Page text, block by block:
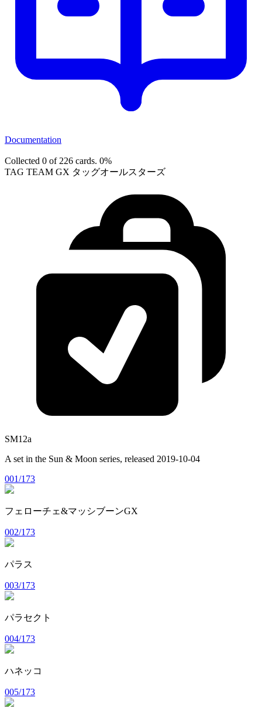
Documentation
Collected 0 of 226 cards. 0%
TAG TEAM GX タッグオールスターズ
SM12a
A set in the Sun & Moon series, released 2019-10-04
001/173
フェローチェ&マッシブーンGX
002/173
パラス
003/173
パラセクト
004/173
ハネッコ
005/173